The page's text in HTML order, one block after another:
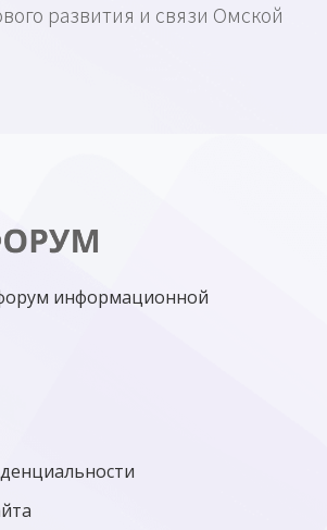
развития и связи Омской
информационной